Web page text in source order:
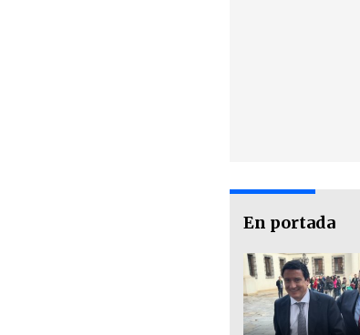
En portada